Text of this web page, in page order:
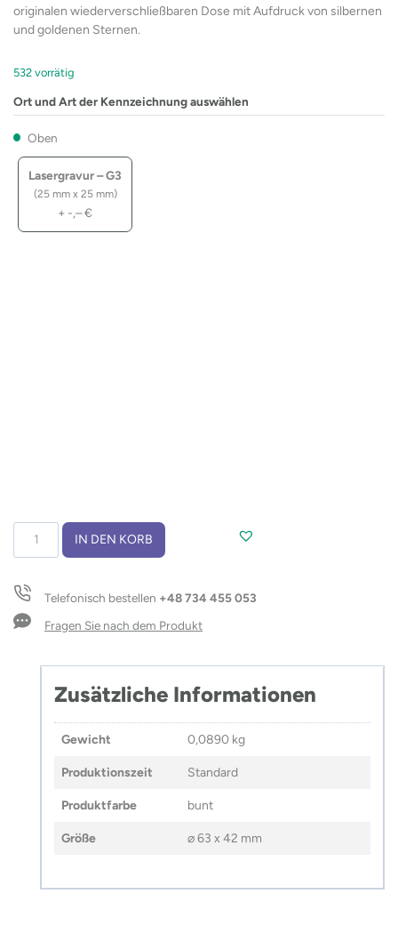
originalen wiederverschließbaren Dose mit Aufdruck von silbernen
und goldenen Sternen.
532 vorrätig
Ort und Art der Kennzeichnung auswählen
Oben
Lasergravur – G3
(25 mm x 25 mm)
+ -,–€
Sojawachskerze
IN DEN KORB
Telefonisch bestellen +48 734 455 053
Fragen Sie nach dem Produkt
Zusätzliche Informationen
Gewicht 0,0890 kg
Produktionszeit Standard
Produktfarbe bunt
Größe ⌀ 63 x 42 mm